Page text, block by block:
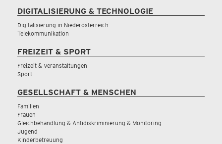
DIGITALISIERUNG & TECHNOLOGIE
Digitalisierung in Niederösterreich
Telekommunikation
FREIZEIT & SPORT
Freizeit & Veranstaltungen
Sport
GESELLSCHAFT & MENSCHEN
Familien
Frauen
Gleichbehandlung & Antidiskriminierung & Monitoring
Jugend
Kinderbetreuung